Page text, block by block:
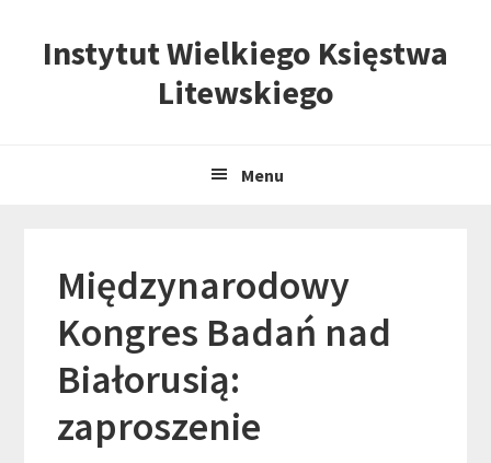
Instytut Wielkiego Księstwa
Litewskiego
Menu
Międzynarodowy
Kongres Badań nad
Białorusią:
zaproszenie